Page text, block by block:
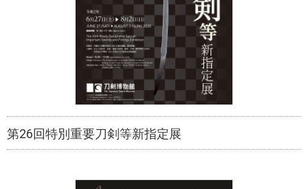
第26回特別重要刀剣等新指定展